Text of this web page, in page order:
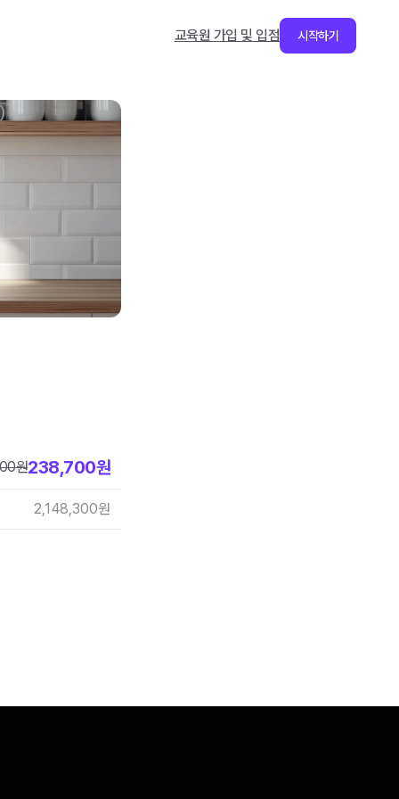
교육원 가입 및 입점 시작하기
원238,700원
2,148,300원